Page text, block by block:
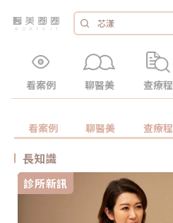
看案例 聊醫美 查療程
看案例 聊醫美 查療程
長知識
診所新訊